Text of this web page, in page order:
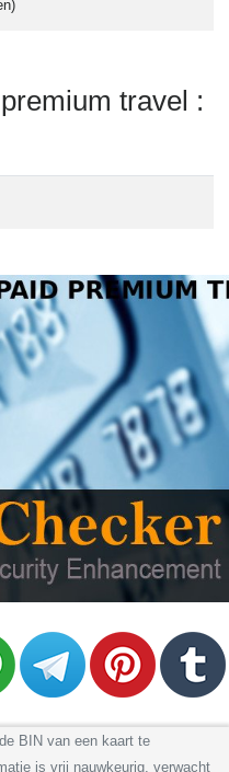
travel :
BIN van een kaart te
is vrij nauwkeurig, verwacht